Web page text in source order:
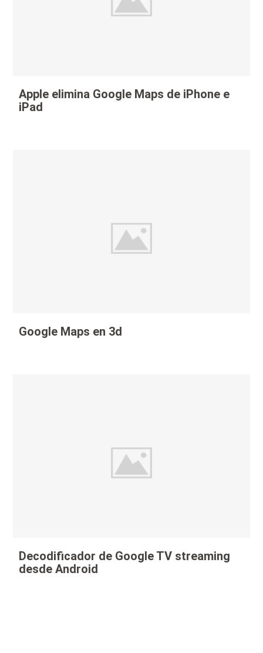
Apple elimina Google Maps de iPhone e
iPad
Google Maps en 3d
Decodificador de Google TV streaming
desde Android